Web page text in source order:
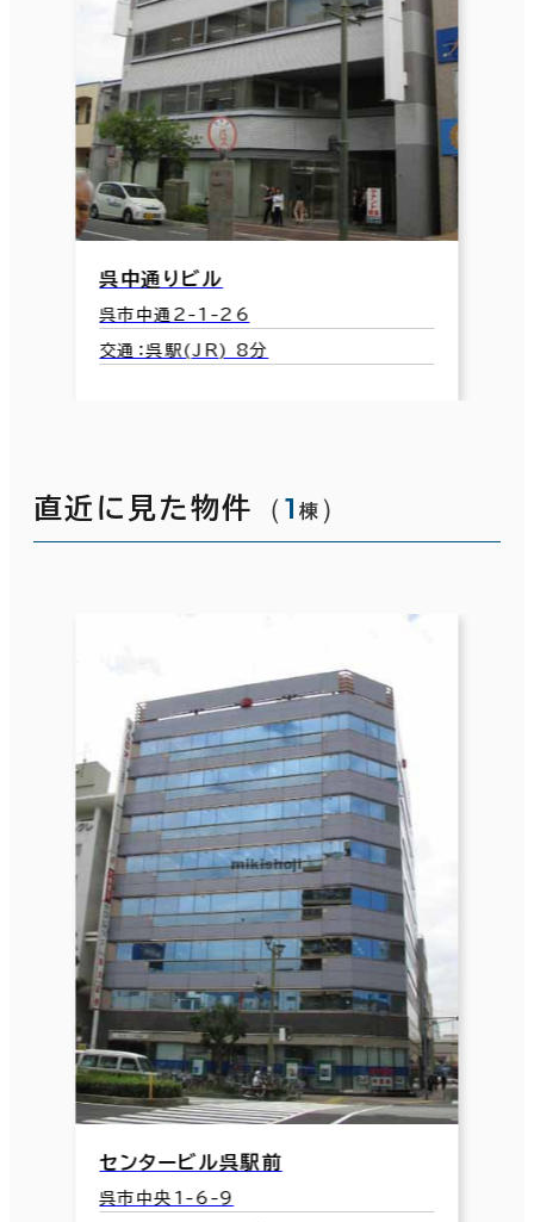
呉中通りビル
呉市中通2-1-26
交通：呉駅(JR) 8分
直近に見た物件 （1 棟 ）
センタービル呉駅前
呉市中央1-6-9